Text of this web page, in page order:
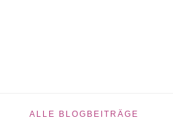
ALLE BLOGBEITRÄGE